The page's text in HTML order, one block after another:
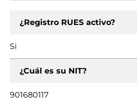
¿Registro RUES activo?
Si
¿Cuál es su NIT?
901680117